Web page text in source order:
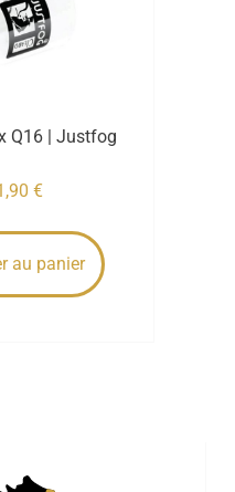
Q16 | Justfog
€
au panier